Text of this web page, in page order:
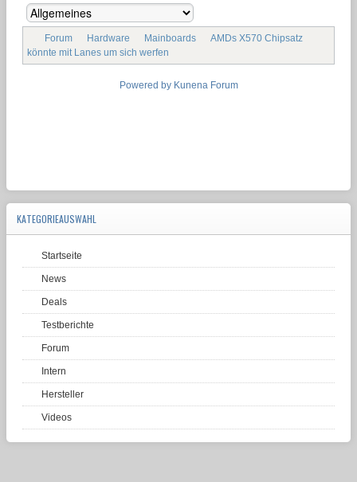
Forum Hardware Mainboards
AMDs X570 Chipsatz
könnte mit Lanes um sich werfen
Powered by Kunena Forum
KATEGORIEAUSWAHL
Startseite
News
Deals
Testberichte
Forum
Intern
Hersteller
Videos